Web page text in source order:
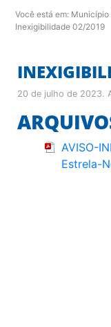
Você está em: Município
Inexigibilidade 02/2019
20 de julho de 2023.
AVISO-
Estrela-